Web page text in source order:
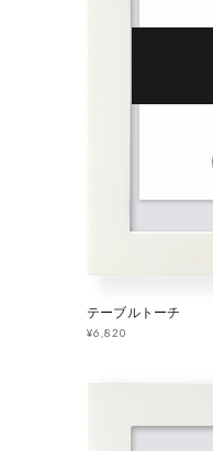
テーブルトーチ
¥6,820